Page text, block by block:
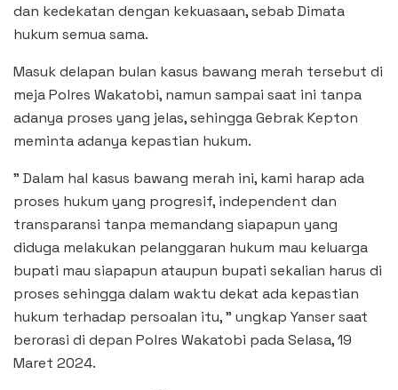
dan kedekatan dengan kekuasaan, sebab Dimata
hukum semua sama.
Masuk delapan bulan kasus bawang merah tersebut di
meja Polres Wakatobi, namun sampai saat ini tanpa
adanya proses yang jelas, sehingga Gebrak Kepton
meminta adanya kepastian hukum.
” Dalam hal kasus bawang merah ini, kami harap ada
proses hukum yang progresif, independent dan
transparansi tanpa memandang siapapun yang
diduga melakukan pelanggaran hukum mau keluarga
bupati mau siapapun ataupun bupati sekalian harus di
proses sehingga dalam waktu dekat ada kepastian
hukum terhadap persoalan itu, ” ungkap Yanser saat
berorasi di depan Polres Wakatobi pada Selasa, 19
Maret 2024.